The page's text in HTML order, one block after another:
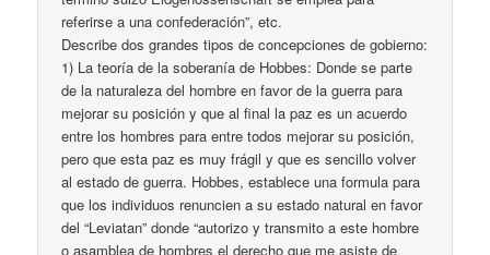
referirse a una confederación”, etc.
Describe dos grandes tipos de concepciones de gobierno:
1) La teoría de la soberanía de Hobbes: Donde se parte
de la naturaleza del hombre en favor de la guerra para
mejorar su posición y que al final la paz es un acuerdo
entre los hombres para entre todos mejorar su posición,
pero que esta paz es muy frágil y que es sencillo volver
al estado de guerra. Hobbes, establece una formula para
que los individuos renuncien a su estado natural en favor
del “Leviatan” donde “autorizo y transmito a este hombre
o asamblea de hombres el derecho que me asiste de